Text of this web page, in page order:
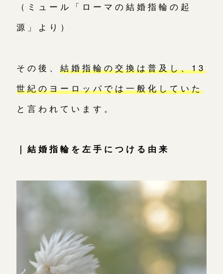
（ミュール「ローマの結婚指輪の起
源」より）
その後、 結婚指輪の交換は普及し、13
世紀のヨーロッパでは一般化していた
と言われています。
｜結婚指輪を左手につける由来